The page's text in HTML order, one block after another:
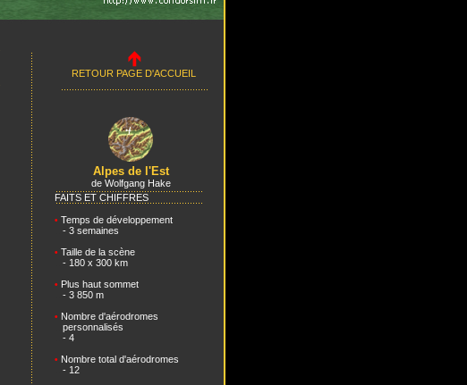
RETOUR PAGE D'ACCUEIL
Alpes de l'Est
de Wolfgang Hake
FAITS ET CHIFFRES
• Temps de développement
- 3 semaines
• Taille de la scène
- 180 x 300 km
• Plus haut sommet
- 3 850 m
• Nombre d'aérodromes
personnalisés
- 4
• Nombre total d'aérodromes
- 12